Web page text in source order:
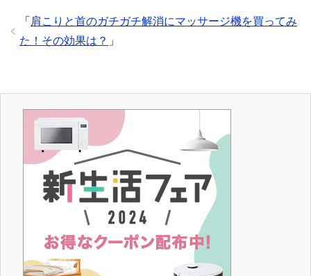
「 肩こりと首のガチガチ解消にマッサージ機を買ってみ
た！その効果は？ 」